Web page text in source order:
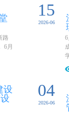
路
6月
15
2026-06
设
04
2026-06